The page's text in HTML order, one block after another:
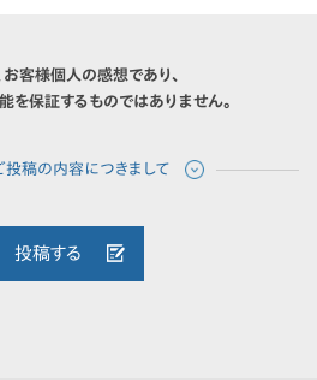
客様個人の感想であり、
を保証するものではありません。
投稿する